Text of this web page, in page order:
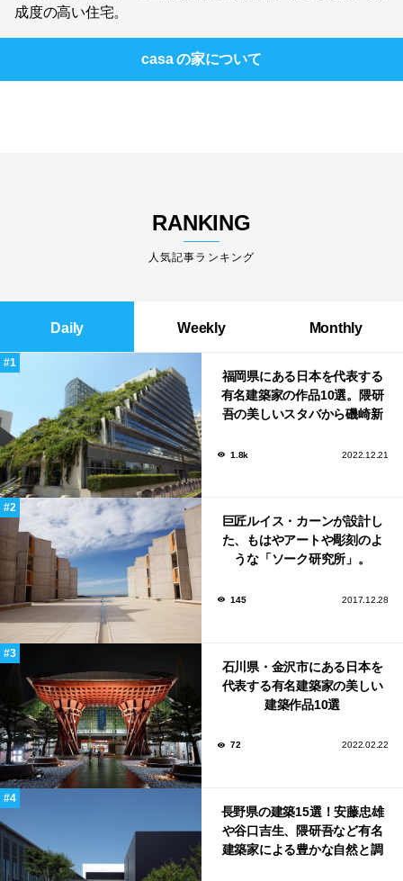
成度の高い住宅。
casa の家について
RANKING
人気記事ランキング
Daily Weekly Monthly
福岡県にある日本を代表する
有名建築家の作品10選。隈研
吾の美しいスタバから磯崎新
1.8k 2022.12.21
巨匠ルイス・カーンが設計し
た、もはやアートや彫刻のよ
うな「ソーク研究所」。
145 2017.12.28
石川県・金沢市にある日本を
代表する有名建築家の美しい
建築作品10選
72 2022.02.22
長野県の建築15選！安藤忠雄
や谷口吉生、隈研吾など有名
建築家による豊かな自然と調